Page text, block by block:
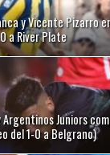
y Vicente Pizarro
a River Plate
Juniors
del 1-0 a Belgrano)